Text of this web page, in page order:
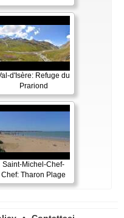
d'Isère: Refuge du
Prariond
Saint-Michel-Chef-
Chef: Tharon Plage